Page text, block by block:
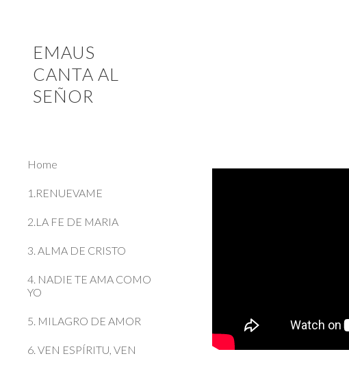
EMAUS
CANTA AL
SEÑOR
Home
1.RENUEVAME
2.LA FE DE MARIA
3. ALMA DE CRISTO
4. NADIE TE AMA COMO
YO
5. MILAGRO DE AMOR
6. VEN ESPÍRITU, VEN